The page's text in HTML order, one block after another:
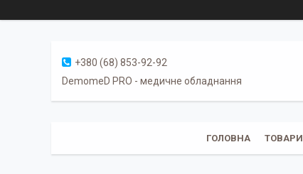
+380 (68) 853-92-92
DemomeD PRO - медичне обладнання
ГОЛОВНА ТОВАРИ